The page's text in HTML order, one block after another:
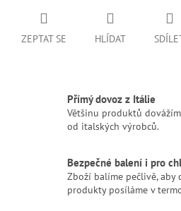
ZEPTAT SE HLÍDAT
Přímý dovoz z Itálie
Většinu produktů
od italských výrobců.
Bezpečné balení i pro
Zboží balíme pečlivě, aby
produkty posíláme v